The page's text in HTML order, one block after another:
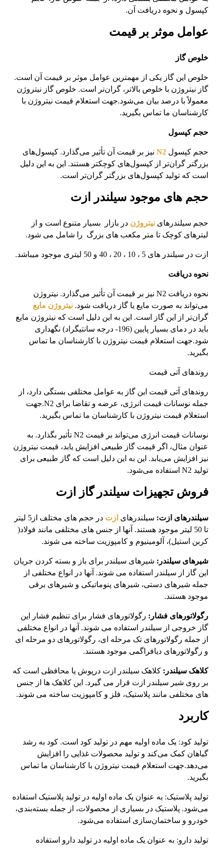
کپسول و نحوه دریافت آن.
عوامل موثر بر قیمت
خلوص گاز
خلوص این گاز یکی از مهمترین عوامل موثر بر قیمت آن است.
گاز نیتروژن با خلوص بالاتر، گران‌تر است. خلوص گاز نیتروژن
معمولاً با درصد بیان می‌شود.جهت استعلام قیمت نیتروژن با
کارشناسان ما تماس بگیرید.
حجم کپسول
حجم کپسول N2
نیز بر قیمت آن تأثیر می‌گذارد. کپسول‌های
بزرگتر گران‌تر از کپسول‌های کوچکتر هستند. این به این دلیل
است که تولید کپسول‌های بزرگتر گران‌تر است.
حجم های موجود سیلندر ازت
حجم سیلندرهای نیتروژن در بازار بسیار متنوع است و از
لیترهای کوچک تا متر مکعب های بزرگ را شامل می شود.
ازت در سیلندر های 5 ، 10 ، 20 ، 40 و 50 لیتری موجود میباشد.
نحوه دریافت
نحوه دریافت N2 نیز بر قیمت آن تأثیر می‌گذارد. نیتروژن
می‌تواند به صورت مایع یا گاز دریافت شود.نیتروژن مایع
گران‌تر از این گاز است. این به این دلیل است که نیتروژن مایع
باید در دمای بسیار پایین (196- درجه سانتیگراد) نگهداری
شود.جهت استعلام قیمت نیتروژن با کارشناسان ما تماس
بگیرید.
روندهای آتی قیمت
روندهای آتی قیمت این گاز به عوامل مختلفی بستگی دارد، از
جمله نوسانات قیمت انرژی، عرضه و تقاضا برای N2.جهت
استعلام قیمت نیتروژن با کارشناسان ما تماس بگیرید.
نوسانات قیمت انرژی می‌تواند بر قیمت N2 تأثیر بگذارد. به
عنوان مثال، اگر قیمت گاز طبیعی افزایش یابد، قیمت نیتروژن
نیز افزایش می‌یابد. این به این دلیل است که گاز طبیعی برای
تولید N2 استفاده می‌شود.
فروش تجهیزات سیلندر گاز ازت
سیلندرهای ازت: سیلندرهای ازت
در حجم های مختلف از5 لیتر
تا 50 لیتر موجود هستند. آنها از جنس های مختلفی مانند فولاد(
کربن استیل)، آلومینیوم و کامپوزیت ساخته می شوند.
شیرهای سیلندر: شیرهای سیلندر برای باز و بسته کردن جریان
این گاز از سیلندر استفاده می شوند. آنها در انواع مختلفی از
جمله شیرهای دستی، شیرهای پنوماتیکی و شیرهای برقی
موجود هستند.
رگولاتورهای فشار: رگولاتورهای فشار برای تنظیم فشار این
گاز خروجی از سیلندر استفاده می شوند. آنها در انواع مختلفی
از جمله رگولاتورهای تک مرحله ای، رگولاتورهای دو مرحله ای
و رگولاتورهای دیافراگمی موجود هستند.
کلاهک سیلندر: کلاهک سیلندر ازت درپوش یا محافظی است که
بر روی شیر سیلندر ازت قرار می گیرد. این کلاهک ها از جنس
های مختلفی مانند پلاستیک، فلز و کامپوزیت ساخته می شوند.
کاربرد
تولید کود: یک ماده اولیه مهم در تولید کود است. کود به رشد
گیاهان کمک می‌کند و تولید محصولات غذایی را افزایش
می‌دهد.جهت استعلام قیمت نیتروژن با کارشناسان ما تماس
بگیرید.
تولید پلاستیک: به عنوان یک ماده اولیه در تولید پلاستیک استفاده
می‌شود. پلاستیک در بسیاری از محصولات، از جمله بسته‌بندی،
خودرو و ساختمان‌سازی استفاده می‌شود.
تولید دارو: به عنوان یک ماده اولیه در تولید دارو استفاده